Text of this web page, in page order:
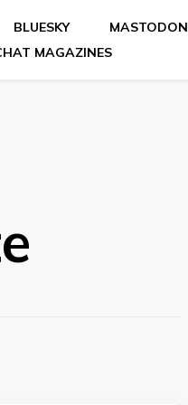
BLUESKY MASTODON
MAGAZINES